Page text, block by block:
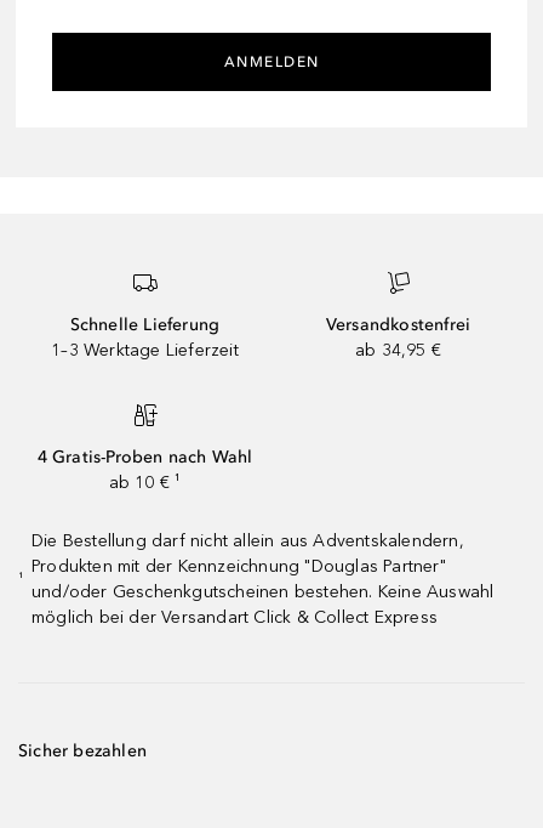
ANMELDEN
Schnelle Lieferung
1–3 Werktage Lieferzeit
Versandkostenfrei
ab 34,95 €
4 Gratis-Proben nach Wahl
ab 10 € ¹
¹
Die Bestellung darf nicht allein aus Adventskalendern,
Produkten mit der Kennzeichnung "Douglas Partner"
und/oder Geschenkgutscheinen bestehen. Keine Auswahl
möglich bei der Versandart Click & Collect Express
Sicher bezahlen